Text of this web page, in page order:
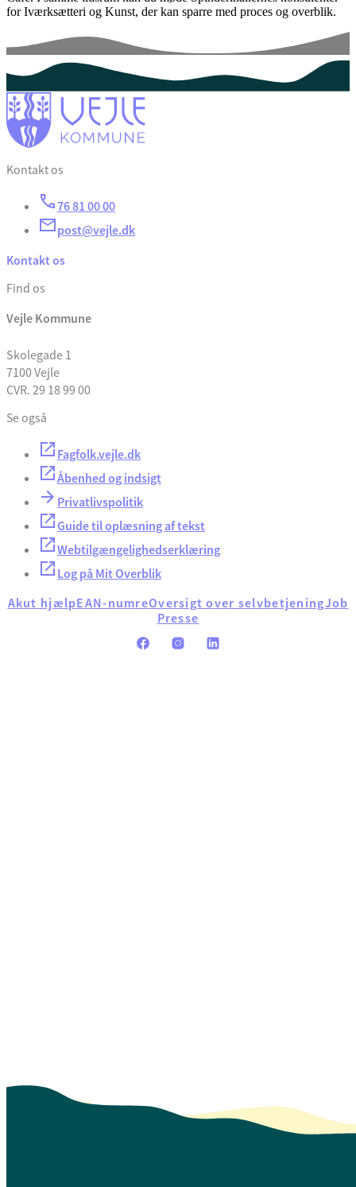
for Iværksætteri og Kunst, der kan sparre med proces og overblik.
Kontakt os
76 81 00 00
post@vejle.dk
Kontakt os
Find os
Vejle Kommune
Skolegade 1
7100 Vejle
CVR. 29 18 99 00
Se også
Fagfolk.vejle.dk
Åbenhed og indsigt
Privatlivspolitik
Guide til oplæsning af tekst
Webtilgængelighedserklæring
Log på Mit Overblik
Akut hjælpEAN-numreOversigt over selvbetjeningJob
Presse